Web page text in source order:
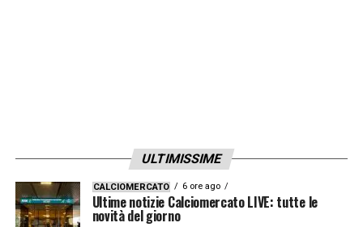
ULTIMISSIME
CALCIOMERCATO 6 ore ago
Ultime notizie Calciomercato LIVE: tutte le
novità del giorno